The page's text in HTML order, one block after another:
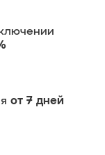
от 7 дней